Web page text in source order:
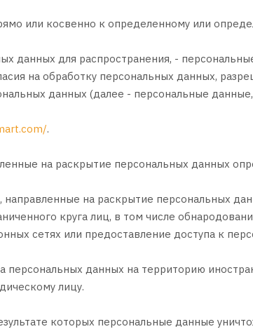
или косвенно к определенному или
данных для распространения, -
на обработку персональных данных,
данных (далее - персональные
.
на раскрытие персональных данных
на раскрытие персональных
круга лиц, в том числе
сетях или предоставление доступа к
данных на территорию
лицу.
которых персональные данные